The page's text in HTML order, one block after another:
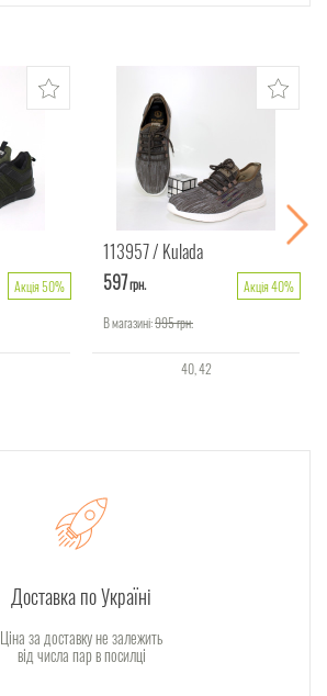
Акція 50%
113957 Kulada
597грн.
Акція 40%
В магазині:995грн.
40 42
Доставка по Україні
Ціна за доставку не залежить
від числа пар в посилці